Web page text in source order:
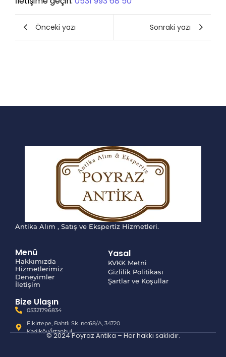
Önceki yazı Sonraki yazı
Antika Alım , Satış ve Ekspertiz Hizmetleri.
Menü
Hakkımızda
Hizmetlerimiz
Deneyimler
İletişim
Yasal
KVKK Metni
Gizlilik Politikası
Şartlar ve Koşullar
Bize Ulaşın
05321796834
Fikirtepe, Bahtlı Sk. no:68/A, 34720
Kadıköy/İstanbul
© 2024 Poyraz Antika – Her hakkı saklıdır.